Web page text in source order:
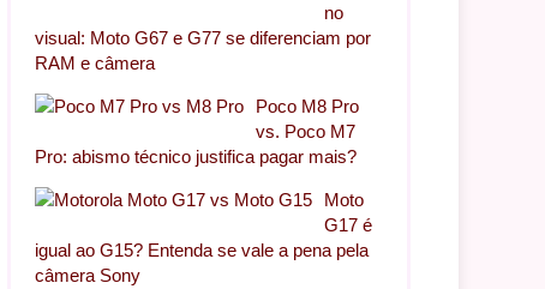
no
visual: Moto G67 e G77 se diferenciam por
RAM e câmera
Poco M8 Pro
vs. Poco M7
Pro: abismo técnico justifica pagar mais?
Moto
G17 é
igual ao G15? Entenda se vale a pena pela
câmera Sony